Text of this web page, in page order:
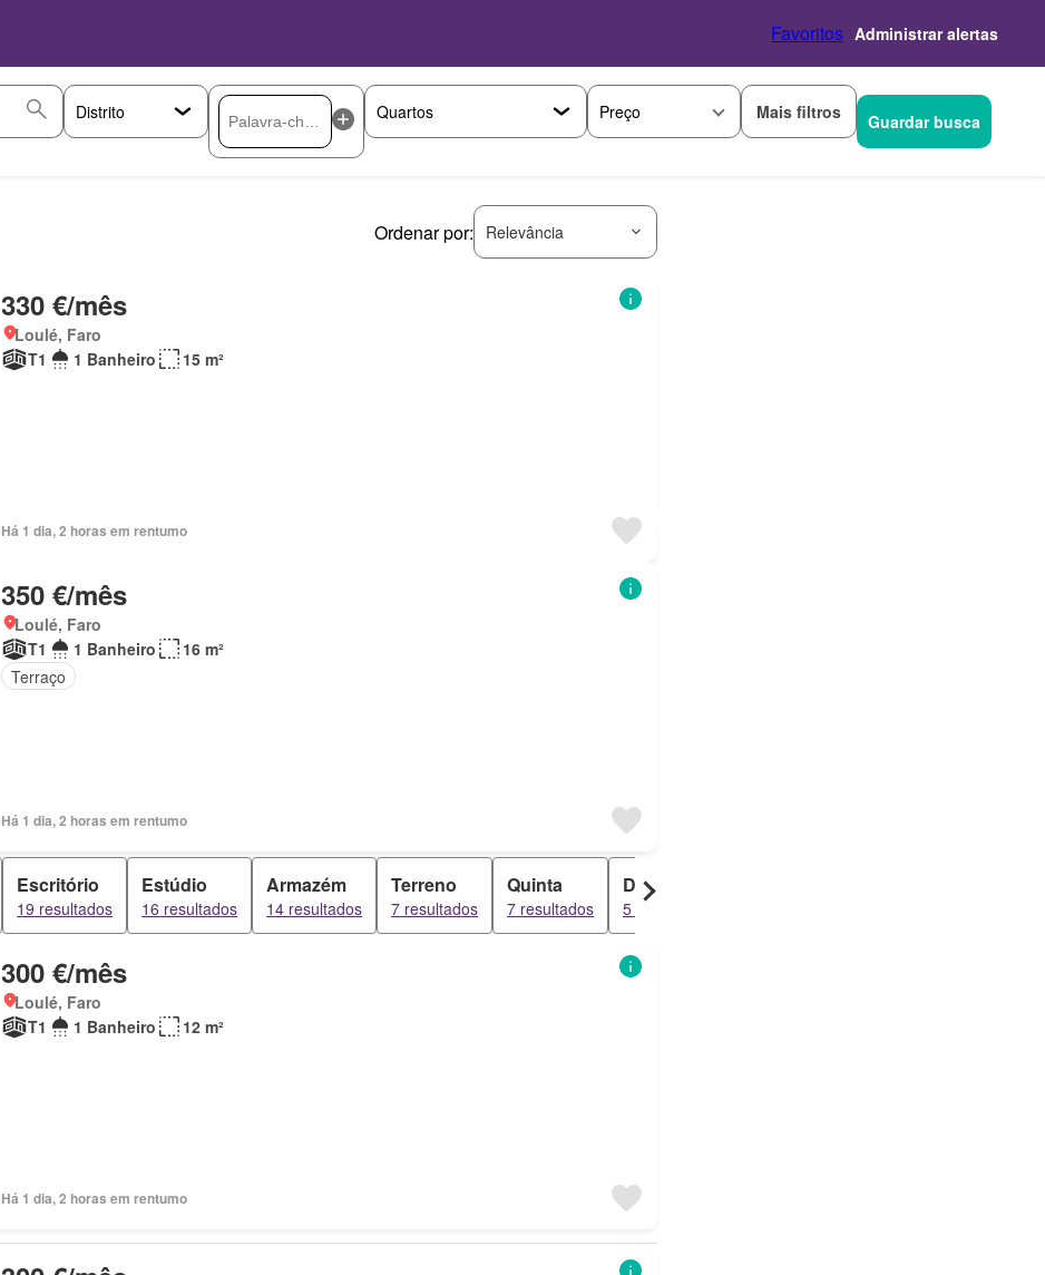
Favoritos Administrar alertas
Preço Mais filtros Guardar busca
Ordenar por: Relevância
330 €/mês
Loulé, Faro
T1
1 Banheiro 15 m²
Há 1 dia, 2 horas em rentumo
350 €/mês
Loulé, Faro
T1
1 Banheiro
16 m²
Terraço
Há 1 dia, 2 horas em rentumo
Escritório
19 resultados
Estúdio
16 resultados
Armazém
14 resultados
Terreno
7 resultados
Quinta
7 resultados
Duplex
5 resultados
300 €/mês
Loulé, Faro
T1
1 Banheiro 12 m²
Há 1 dia, 2 horas em rentumo